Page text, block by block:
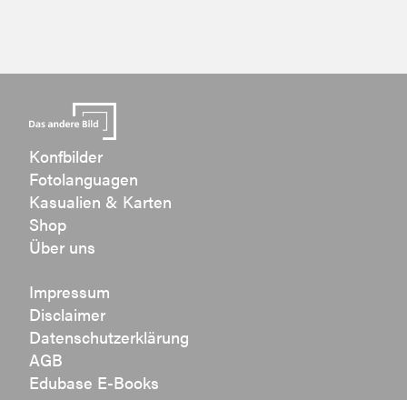
Konfbilder
Fotolanguagen
Kasualien & Karten
Shop
Über uns
Impressum
Disclaimer
Datenschutzerklärung
AGB
Edubase E-Books